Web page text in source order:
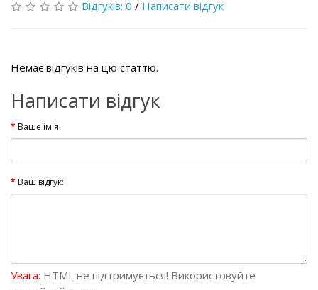
Відгуків: 0 / Написати відгук
Немає відгуків на цю статтю.
Написати відгук
Ваше ім'я:
Ваш відгук:
Увага: HTML не підтримується! Використовуйте